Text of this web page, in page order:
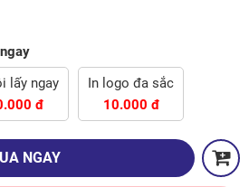
lấy ngay
đ
In logo đa sắc
10.000 đ
NGAY